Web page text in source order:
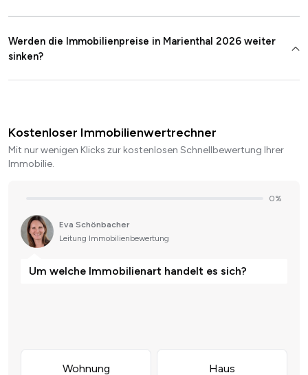
Werden die Immobilienpreise in Marienthal 2026 weiter
sinken?
Kostenloser Immobilienwertrechner
Mit nur wenigen Klicks zur kostenlosen Schnellbewertung Ihrer
Immobilie.